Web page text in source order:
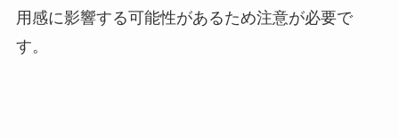
用感に影響する可能性があるため注意が必要で
す。